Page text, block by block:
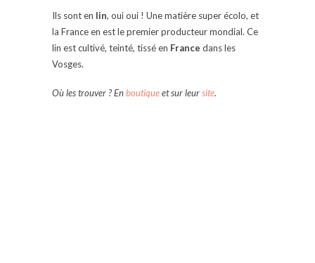
Ils sont en lin, oui oui ! Une matière super écolo, et
la France en est le premier producteur mondial. Ce
lin est cultivé, teinté, tissé en France dans les
Vosges.
Où les trouver ? Enboutiqueet sur leursite.